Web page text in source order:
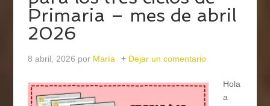
Primaria – mes de abril
2026
8 abril, 2026 por María Dejar un comentario
Hola
a